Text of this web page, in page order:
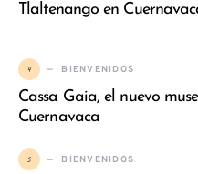
Tlaltenango en
4 BIENVENIDOS
Cassa Gaia, el nuevo
Cuernavaca
5 BIENVENIDOS